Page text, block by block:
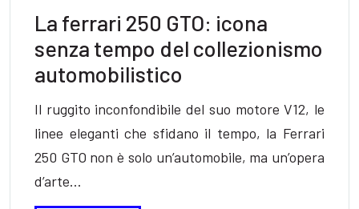
La ferrari 250 GTO: icona
senza tempo del collezionismo
automobilistico
Il ruggito inconfondibile del suo motore V12, le
linee eleganti che sfidano il tempo, la Ferrari
250 GTO non è solo un’automobile, ma un’opera
d’arte…